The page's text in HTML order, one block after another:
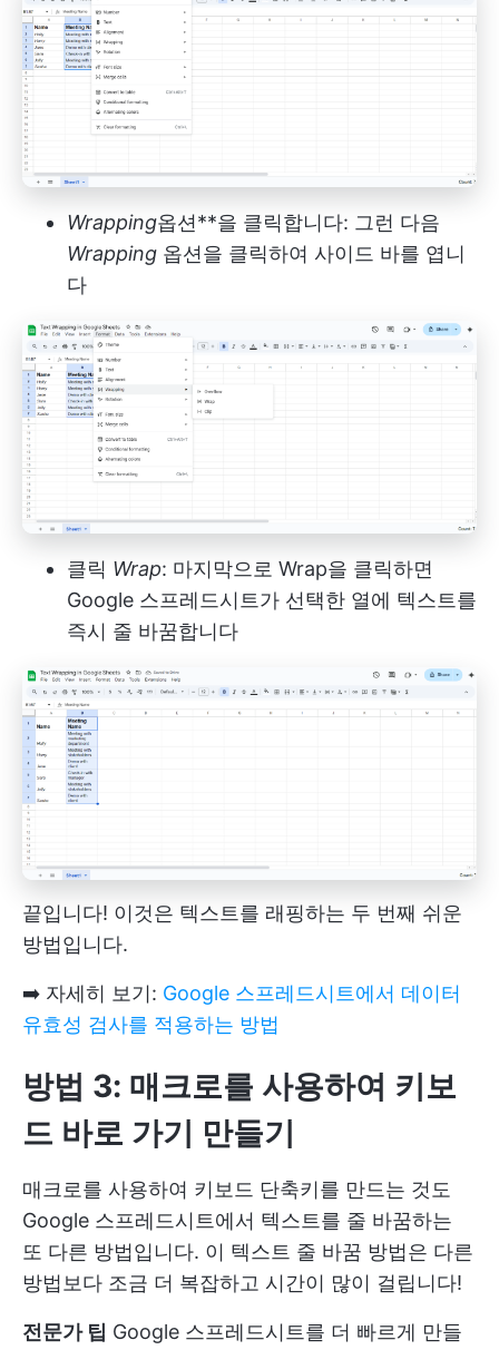
Wrapping옵션**을 클릭합니다: 그런 다음
Wrapping 옵션을 클릭하여 사이드 바를 엽니
다
클릭 Wrap: 마지막으로 Wrap을 클릭하면
Google 스프레드시트가 선택한 열에 텍스트를
즉시 줄 바꿈합니다
끝입니다! 이것은 텍스트를 래핑하는 두 번째 쉬운
방법입니다.
➡️ 자세히 보기: Google 스프레드시트에서 데이터
유효성 검사를 적용하는 방법
방법 3: 매크로를 사용하여 키보
드 바로 가기 만들기
매크로를 사용하여 키보드 단축키를 만드는 것도
Google 스프레드시트에서 텍스트를 줄 바꿈하는
또 다른 방법입니다. 이 텍스트 줄 바꿈 방법은 다른
방법보다 조금 더 복잡하고 시간이 많이 걸립니다!
전문가 팁 Google 스프레드시트를 더 빠르게 만들